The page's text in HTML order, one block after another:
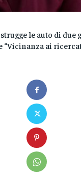
le auto di due
“Vicinanza ai